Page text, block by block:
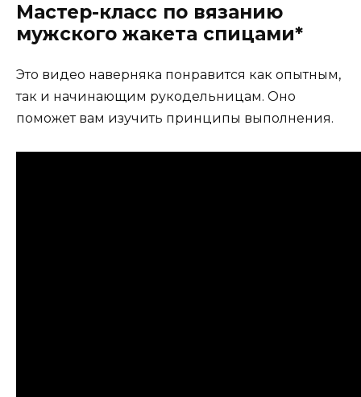
Мастер-класс по вязанию
мужского жакета спицами*
Это видео наверняка понравится как опытным,
так и начинающим рукодельницам. Оно
поможет вам изучить принципы выполнения.